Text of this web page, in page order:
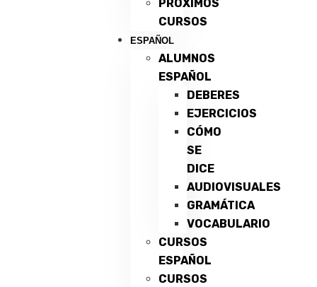
PRÓXIMOS
CURSOS
ESPAÑOL
ALUMNOS
ESPAÑOL
DEBERES
EJERCICIOS
CÓMO
SE
DICE
AUDIOVISUALES
GRAMÁTICA
VOCABULARIO
CURSOS
ESPAÑOL
CURSOS